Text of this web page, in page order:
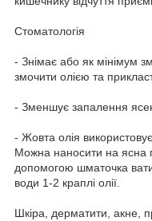
Стоматологія
- Знімає або як мінімум
змочити олією та
- Зменшує запалення
- Жовта олія
Можна наносити на ясна
допомогою шматочка
води 1-2 краплі олії.
Шкіра, дерматити, акне,